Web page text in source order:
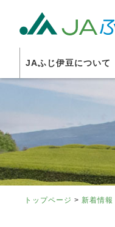
JAふじ伊豆について
トップページ > 新着情報